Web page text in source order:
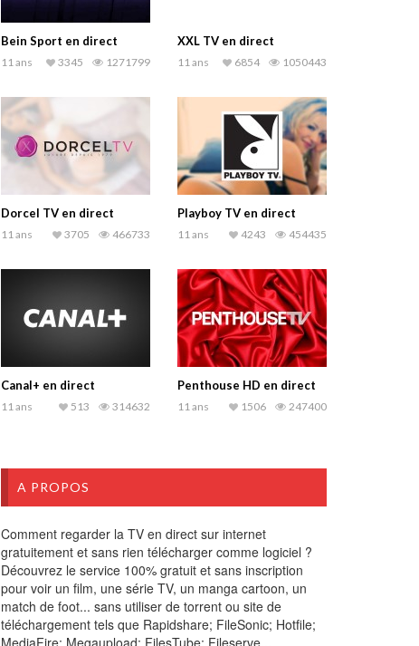
Bein Sport en direct
11 ans 1271799
3345
XXL TV en direct
11 ans 1050443
6854
Dorcel TV en direct
11 ans 466733
3705
Playboy TV en direct
11 ans 454435
4243
Canal+ en direct
11 ans 314632
513
Penthouse HD en direct
11 ans 247400
1506
A PROPOS
Comment regarder la TV en direct sur internet
gratuitement et sans rien télécharger comme logiciel ?
Découvrez le service 100% gratuit et sans inscription
pour voir un film, une série TV, un manga cartoon, un
match de foot... sans utiliser de torrent ou site de
téléchargement tels que Rapidshare; FileSonic; Hotfile;
MediaFire; Megaupload; FilesTube; Fileserve...